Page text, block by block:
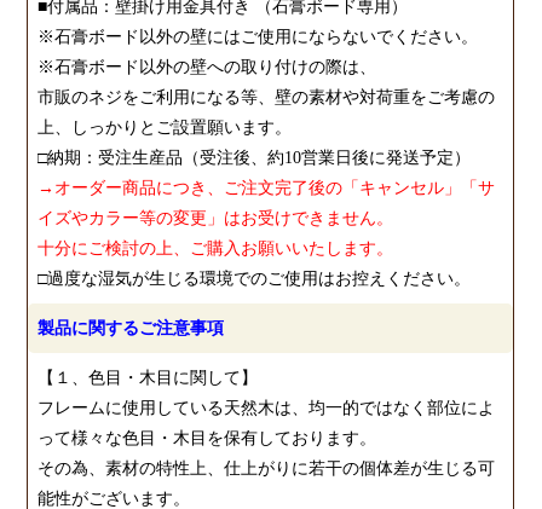
■付属品：壁掛け用金具付き （石膏ボード専用）
※石膏ボード以外の壁にはご使用にならないでください。
※石膏ボード以外の壁への取り付けの際は、
市販のネジをご利用になる等、壁の素材や対荷重をご考慮の
上、しっかりとご設置願います。
□納期：受注生産品（受注後、約10営業日後に発送予定）
→オーダー商品につき、ご注文完了後の「キャンセル」「サ
イズやカラー等の変更」はお受けできません。
十分にご検討の上、ご購入お願いいたします。
□過度な湿気が生じる環境でのご使用はお控えください。
製品に関するご注意事項
【１、色目・木目に関して】
フレームに使用している天然木は、均一的ではなく部位によ
って様々な色目・木目を保有しております。
その為、素材の特性上、仕上がりに若干の個体差が生じる可
能性がございます。